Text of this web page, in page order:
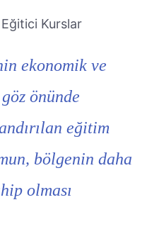
Kurslar
ekonomik ve
önünde
eğitim
bölgenin daha
olması